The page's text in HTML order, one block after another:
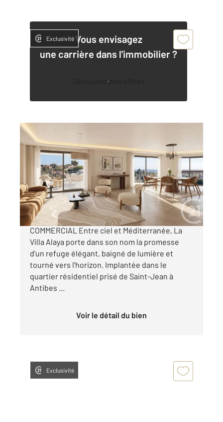
Vous envisagez
une carrière dans l'immobilier ?
Découvrir nos offres
Exclusivité
ANTIBES 06
60,35 m2, 3 pièces
Ref : 38175
Appartement F3 à vendre
405 000 €
ANTIBES Ouest EXCLUSIVITE : LANCEMENT
COMMERCIAL Entre ciel et Méditerranée, La
Villa Alaya porte dans son nom la promesse
d'un refuge élégant, baigné de lumière et
tourné vers l'horizon. Implantée dans le
quartier résidentiel prisé de Saint-Jean à
Antibes ...
Voir le détail du bien
Exclusivité